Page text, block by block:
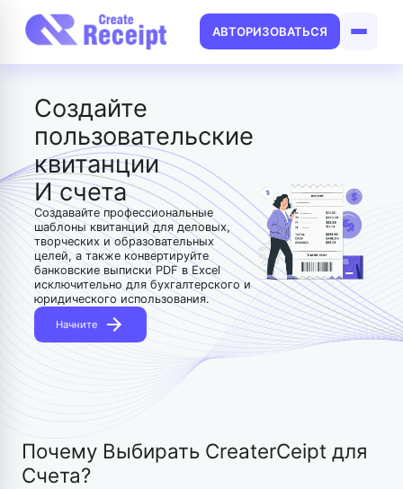
АВТОРИЗОВАТЬСЯ
Создайте
пользовательские
квитанции
И счета
Создавайте профессиональные
шаблоны квитанций для деловых,
творческих и образовательных
целей, а также конвертируйте
банковские выписки PDF в Excel
исключительно для бухгалтерского и
юридического использования.
Начните
Почему Выбирать CreaterCeipt для
Счета?